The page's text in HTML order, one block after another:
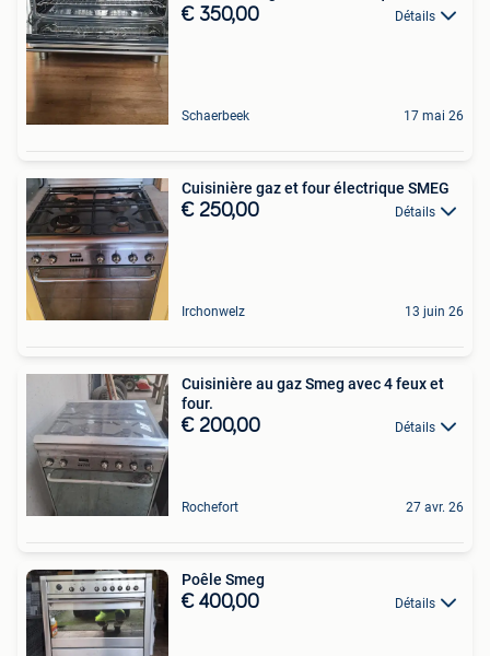
€ 350,00 Détails
Schaerbeek 17 mai 26
Cuisinière gaz et four électrique SMEG
€ 250,00 Détails
Irchonwelz 13 juin 26
Cuisinière au gaz Smeg avec 4 feux et
four.
€ 200,00 Détails
Rochefort 27 avr. 26
Poêle Smeg
€ 400,00 Détails